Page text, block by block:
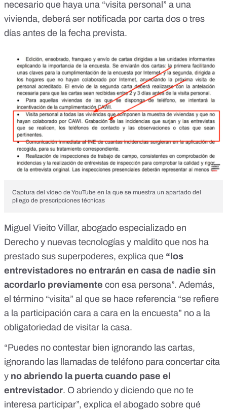
necesario que haya una “visita personal” a una
vivienda, deberá ser notificada por carta dos o tres
días antes de la fecha prevista.
Captura del vídeo de YouTube en la que se muestra un apartado del
pliego de prescripciones técnicas
Miguel Vieito Villar, abogado especializado en
Derecho y nuevas tecnologías y maldito que nos ha
prestado sus superpoderes, explica que “los
entrevistadores no entrarán en casa de nadie sin
acordarlo previamente con esa persona”. Además,
el término “visita” al que se hace referencia “se refiere
a la participación cara a cara en la encuesta” no a la
obligatoriedad de visitar la casa.
“Puedes no contestar bien ignorando las cartas,
ignorando las llamadas de teléfono para concertar cita
y no abriendo la puerta cuando pase el
entrevistador. O abriendo y diciendo que no te
interesa participar”, explica el abogado sobre qué